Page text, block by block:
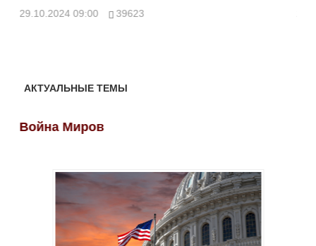
29.10.2024 09:00 39623
АКТУАЛЬНЫЕ ТЕМЫ
Война Миров